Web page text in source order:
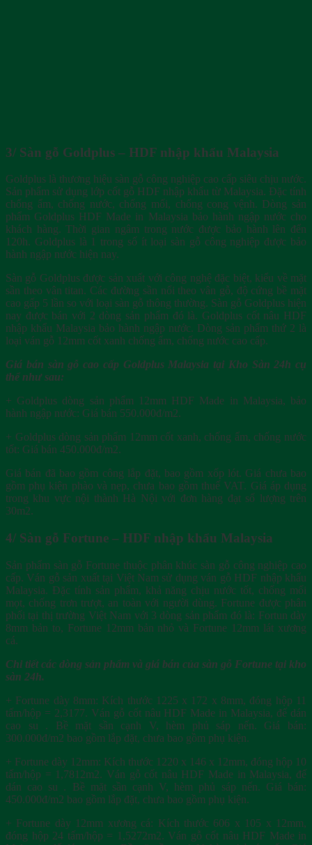
3/ Sàn gỗ Goldplus – HDF nhập khẩu Malaysia
Goldplus là thương hiệu sàn gỗ công nghiệp cao cấp siêu chịu nước.
Sản phẩm sử dụng lớp cốt gỗ HDF nhập khẩu từ Malaysia. Đặc tính
chống ẩm, chống nước, chống mối, chống cong vệnh. Dòng sản
phẩm Goldplus HDF Made in Malaysia bảo hành ngập nước cho
khách hàng. Thời gian ngâm trong nước được bảo hành lên đến
120h. Goldplus là 1 trong số ít loại sàn gỗ công nghiệp được bảo
hành ngập nước hiện nay.
Sàn gỗ Goldplus được sản xuất với công nghệ đặc biệt, kiểu về mặt
sần theo vân titan. Các đường sần nổi theo vân gỗ, độ cứng bề mặt
cao gấp 5 lần so với loại sàn gỗ thông thường. Sàn gỗ Goldplus hiện
nay được bán với 2 dòng sản phẩm đó là. Goldplus cốt nâu HDF
nhập khẩu Malaysia bảo hành ngập nước. Dòng sản phẩm thứ 2 là
loại ván gỗ 12mm cốt xanh chống ẩm, chống nước cao cấp.
Giá bán sàn gỗ cao cấp Goldplus Malaysia tại Kho Sàn 24h cụ
thể như sau:
+ Goldplus dòng sản phẩm 12mm HDF Made in Malaysia, bảo
hành ngập nước: Giá bán 550.000đ/m2.
+ Goldplus dòng sản phẩm 12mm cốt xanh, chống ẩm, chống nước
tốt: Giá bán 450.000đ/m2.
Giá bán đã bao gồm công lắp đặt, bao gồm xốp lót. Giá chưa bao
gồm phụ kiện phào và nẹp, chưa bao gồm thuế VAT. Giá áp dụng
trong khu vực nội thành Hà Nội với đơn hàng đạt số lượng trên
30m2.
4/ Sàn gỗ Fortune – HDF nhập khẩu Malaysia
Sản phẩm sàn gỗ Fortune thuộc phân khúc sàn gỗ công nghiệp cao
cấp. Ván gỗ sản xuất tại Việt Nam sử dụng ván gỗ HDF nhập khẩu
Malaysia. Đặc tính sản phẩm, khả năng chịu nước tốt, chống mối
mọt, chống trơn trượt, an toàn với người dùng. Fortune được phân
phối tại thị trường Việt Nam với 3 dòng sản phẩm đó là: Fortun dày
8mm bản to, Fortune 12mm bản nhỏ và Fortune 12mm lát xương
cá.
Chi tiết các dòng sản phẩm và giá bán của sàn gỗ Fortune tại kho
sàn 24h.
+ Fortune dày 8mm: Kích thước 1225 x 172 x 8mm, đóng hộp 11
tấm/hộp = 2,3177. Ván gỗ cốt nâu HDF Made in Malaysia, đế dán
cao su . Bề mặt sần cạnh V, hèm phủ sáp nến. Giá bán:
300.000đ/m2 bao gồm lắp đặt, chưa bao gồm phụ kiện.
+ Fortune dày 12mm: Kích thước 1220 x 146 x 12mm, đóng hộp 10
tấm/hộp = 1,7812m2. Ván gỗ cốt nâu HDF Made in Malaysia, đế
dán cao su . Bề mặt sần cạnh V, hèm phủ sáp nến. Giá bán:
450.000đ/m2 bao gồm lắp đặt, chưa bao gồm phụ kiện.
+ Fortune dày 12mm xương cá: Kích thước 606 x 105 x 12mm,
đóng hộp 24 tấm/hộp = 1,5272m2. Ván gỗ cốt nâu HDF Made in